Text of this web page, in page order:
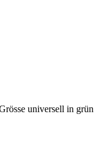
universell in grün